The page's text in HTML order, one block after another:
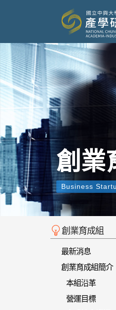
創業
Business
創業育成組
最新消息
創業育成組簡介
本組沿革
營運目標